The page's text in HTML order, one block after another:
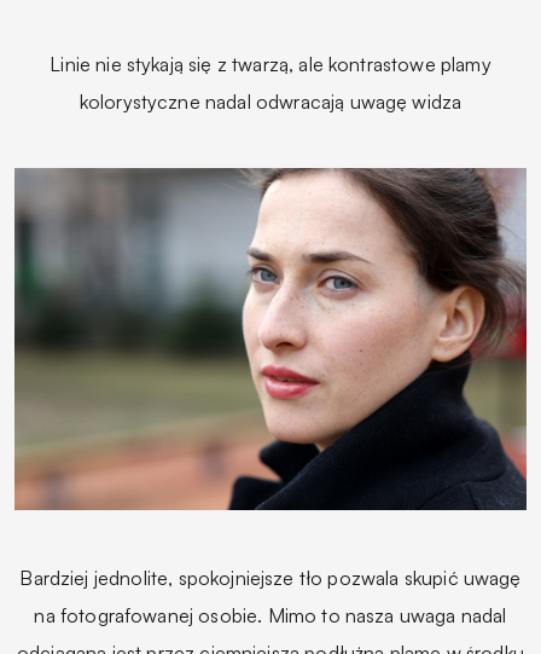
Linie nie stykają się z twarzą, ale kontrastowe plamy
kolorystyczne nadal odwracają uwagę widza
Bardziej jednolite, spokojniejsze tło pozwala skupić uwagę
na fotografowanej osobie. Mimo to nasza uwaga nadal